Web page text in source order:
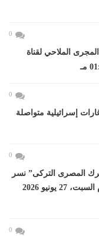
0
الملاحي لقناة
0
و27 مصاباً فى غارات إسرائيلية متواصلة
0
المصرى التركى” نسر
الأناضول 2026” بإحدي القواعد...اليوم السبت، 27 يونيو 2026
0